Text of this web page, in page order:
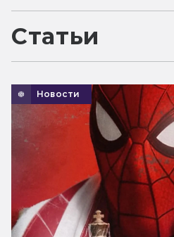
Статьи
Новости